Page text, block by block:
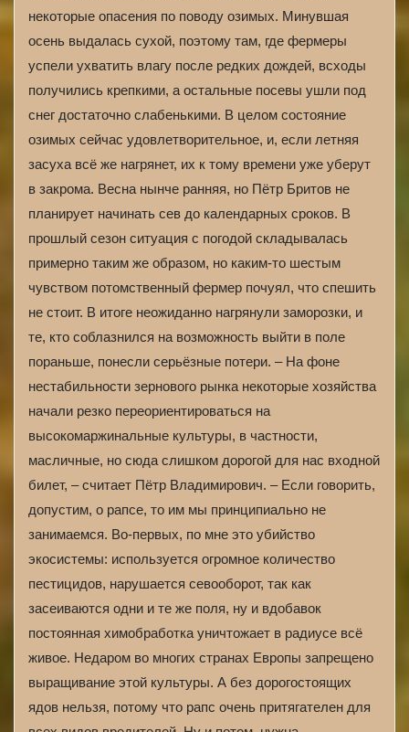
некоторые опасения по поводу озимых. Минувшая
осень выдалась сухой, поэтому там, где фермеры
успели ухватить влагу после редких дождей, всходы
получились крепкими, а остальные посевы ушли под
снег достаточно слабенькими. В целом состояние
озимых сейчас удовлетворительное, и, если летняя
засуха всё же нагрянет, их к тому времени уже уберут
в закрома. Весна нынче ранняя, но Пётр Бритов не
планирует начинать сев до календарных сроков. В
прошлый сезон ситуация с погодой складывалась
примерно таким же образом, но каким-то шестым
чувством потомственный фермер почуял, что спешить
не стоит. В итоге неожиданно нагрянули заморозки, и
те, кто соблазнился на возможность выйти в поле
пораньше, понесли серьёзные потери. – На фоне
нестабильности зернового рынка некоторые хозяйства
начали резко переориентироваться на
высокомаржинальные культуры, в частности,
масличные, но сюда слишком дорогой для нас входной
билет, – считает Пётр Владимирович. – Если говорить,
допустим, о рапсе, то им мы принципиально не
занимаемся. Во-первых, по мне это убийство
экосистемы: используется огромное количество
пестицидов, нарушается севооборот, так как
засеиваются одни и те же поля, ну и вдобавок
постоянная химобработка уничтожает в радиусе всё
живое. Недаром во многих странах Европы запрещено
выращивание этой культуры. А без дорогостоящих
ядов нельзя, потому что рапс очень притягателен для